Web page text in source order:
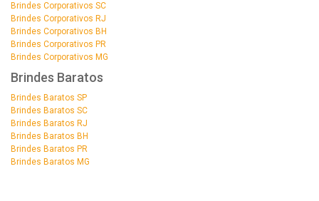
Brindes Corporativos SC
Brindes Corporativos RJ
Brindes Corporativos BH
Brindes Corporativos PR
Brindes Corporativos MG
Brindes Baratos
Brindes Baratos SP
Brindes Baratos SC
Brindes Baratos RJ
Brindes Baratos BH
Brindes Baratos PR
Brindes Baratos MG